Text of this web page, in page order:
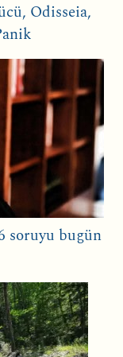
Odisseia,
soruyu bugün